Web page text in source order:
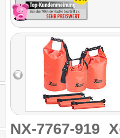
NX-7767-919